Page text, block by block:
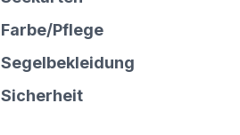
Farbe/Pflege
Segelbekleidung
Sicherheit